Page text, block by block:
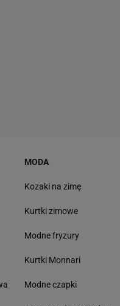
MODA
Kozaki na zimę
Kurtki zimowe
Modne fryzury
Kurtki Monnari
Modne czapki